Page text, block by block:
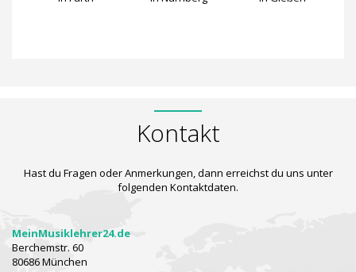
Kontakt
Hast du Fragen oder Anmerkungen, dann erreichst du uns unter
folgenden Kontaktdaten.
MeinMusiklehrer24.de
Berchemstr. 60
80686 München